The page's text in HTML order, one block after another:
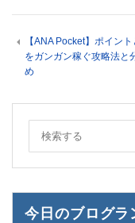
【ANA Pocket】ポイン
をガンガン稼ぐ攻略法と
め
今日のブログラ